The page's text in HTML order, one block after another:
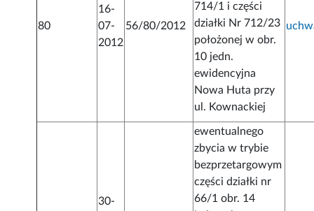
80
16-
07-
2012
56/80/2012
714/1 i części
działki Nr 712/23
położonej w obr.
10 jedn.
ewidencyjna
Nowa Huta przy
ul. Kownackiej
30-
ewentualnego
zbycia w trybie
bezprzetargowym
części działki nr
66/1 obr. 14